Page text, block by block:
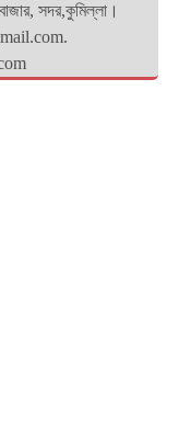
সদর,কুমিল্লা।